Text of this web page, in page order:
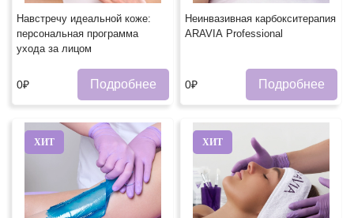
Навстречу идеальной коже:
персональная программа
ухода за лицом
0₽ Подробнее
Неинвазивная карбокситерапия
ARAVIA Professional
0₽ Подробнее
ХИТ ХИТ